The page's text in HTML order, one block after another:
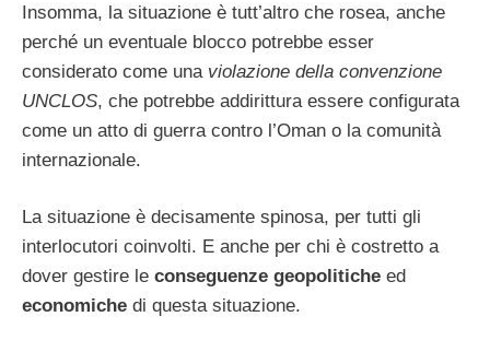
Insomma, la situazione è tutt’altro che rosea, anche
perché un eventuale blocco potrebbe esser
considerato come unaviolazione della convenzione
UNCLOS, che potrebbe addirittura essere configurata
come un atto di guerra contro l’Oman o la comunità
internazionale.
La situazione è decisamente spinosa, per tutti gli
interlocutori coinvolti. E anche per chi è costretto a
dover gestire le conseguenze geopolitiche ed
economiche di questa situazione.